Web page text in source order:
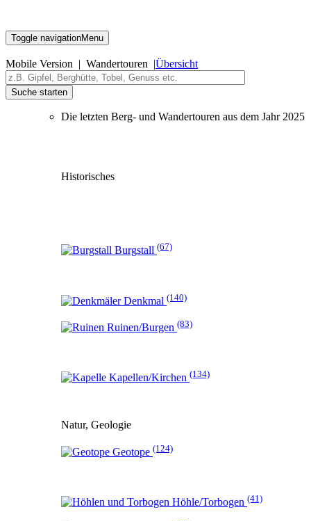
Toggle navigationMenu
Mobile Version | Wandertouren |Übersicht
Suche starten
Die letzten Berg- und Wandertouren aus dem Jahr 2025
Historisches
Burgstall (67)
Denkmal (140)
Ruinen/Burgen (83)
Kapellen/Kirchen (134)
Natur, Geologie
Geotope (124)
Höhle/Torbogen (41)